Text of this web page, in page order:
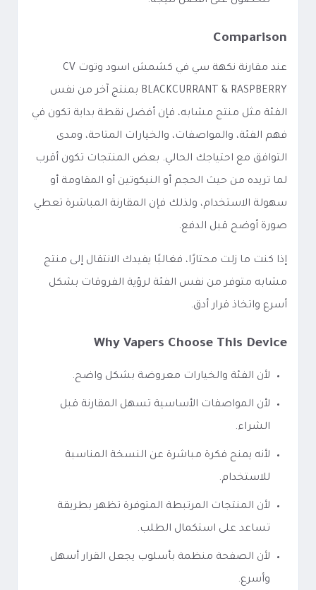
Comparison
عند مقارنة نكهة سي في كشمش اسود وتوت CV
BLACKCURRANT & RASPBERRY بمنتج آخر من نفس
الفئة مثل منتج مشابه، فإن أفضل نقطة بداية تكون في
فهم الفئة، والمواصفات، والخيارات المتاحة، ومدى
التوافق مع احتياجك الحالي. بعض المنتجات تكون أقرب
لما تريده من حيث الحجم أو النيكوتين أو المقاومة أو
سهولة الاستخدام، ولذلك فإن المقارنة المباشرة تعطي
صورة أوضح قبل الدفع.
إذا كنت ما زلت محتارًا، فغالبًا يفيدك الانتقال إلى منتج
مشابه متوفر من نفس الفئة لرؤية الفروقات بشكل
أسرع واتخاذ قرار أدق.
Why Vapers Choose This Device
لأن الفئة والخيارات معروضة بشكل واضح.
لأن المواصفات الأساسية تسهل المقارنة قبل
الشراء.
لأنه يمنح فكرة مباشرة عن النسخة المناسبة
للاستخدام.
لأن المنتجات المرتبطة المتوفرة تظهر بطريقة
تساعد على استكمال الطلب.
لأن الصفحة منظمة بأسلوب يجعل القرار أسهل
وأسرع.